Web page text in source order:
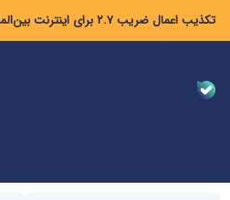
تکذیب اعمال ضریب ۲.۷ برای اینترنت بین‌الملل از سوی سازمان تنظیم مقررات